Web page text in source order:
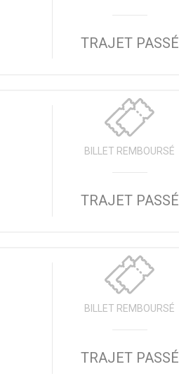
TRAJET PASSÉ
BILLET REMBOURSÉ
TRAJET PASSÉ
BILLET REMBOURSÉ
TRAJET PASSÉ